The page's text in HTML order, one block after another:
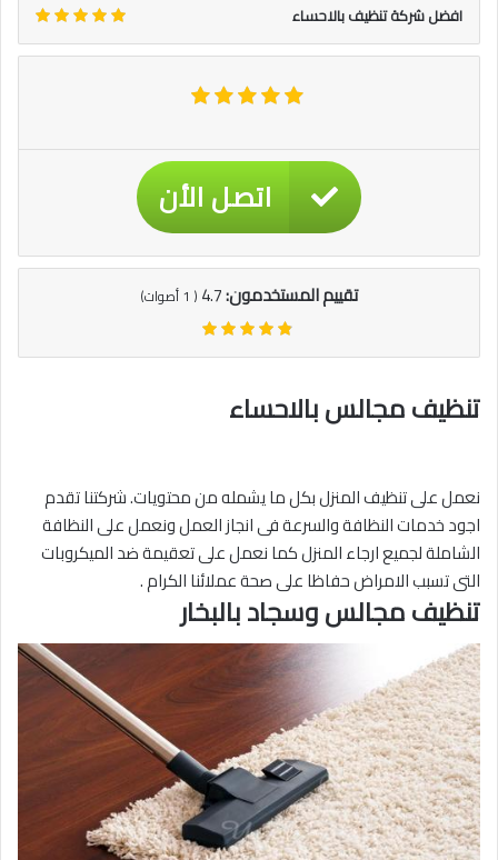
افضل شركة تنظيف بالاحساء
اتصل الأن
تقييم المستخدمون:4.7
(
1أصوات)
تنظيف مجالس بالاحساء
نعمل على تنظيف المنزل بكل ما يشمله من محتويات. شركتنا تقدم
اجود خدمات النظافة والسرعة فى انجاز العمل ونعمل على النظافة
الشاملة لجميع ارجاء المنزل كما نعمل على تعقيمة ضد الميكروبات
التى تسبب الامراض حفاظا على صحة عملائنا الكرام .
تنظيف مجالس وسجاد بالبخار